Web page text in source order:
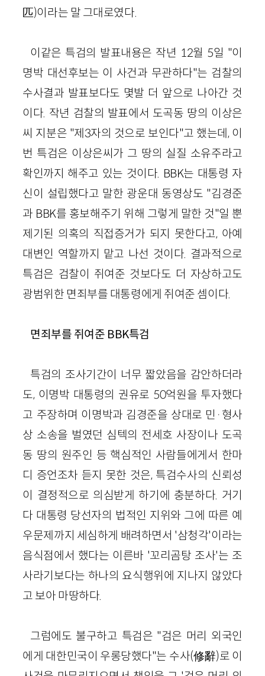
匹)이라는 말 그대로였다.
이같은 특검의 발표내용은 작년 12월 5일 "이
명박 대선후보는 이 사건과 무관하다"는 검찰의
수사결과 발표보다도 몇발 더 앞으로 나아간 것
이다. 작년 검찰의 발표에서 도곡동 땅의 이상은
씨 지분은 "제3자의 것으로 보인다"고 했는데, 이
번 특검은 이상은씨가 그 땅의 실질 소유주라고
확인까지 해주고 있는 것이다. BBK는 대통령 자
신이 설립했다고 말한 광운대 동영상도 "김경준
과 BBK를 홍보해주기 위해 그렇게 말한 것"일 뿐
제기된 의혹의 직접증거가 되지 못한다고, 아예
대변인 역할까지 맡고 나선 것이다. 결과적으로
특검은 검찰이 쥐여준 것보다도 더 자상하고도
광범위한 면죄부를 대통령에게 쥐여준 셈이다.
면죄부를 쥐여준 BBK특검
특검의 조사기간이 너무 짧았음을 감안하더라
도, 이명박 대통령의 권유로 50억원을 투자했다
고 주장하며 이명박과 김경준을 상대로 민·형사
상 소송을 벌였던 심텍의 전세호 사장이나 도곡
동 땅의 원주인 등 핵심적인 사람들에게서 한마
디 증언조차 듣지 못한 것은, 특검수사의 신뢰성
이 결정적으로 의심받게 하기에 충분하다. 거기
다 대통령 당선자의 법적인 지위와 그에 따른 예
우문제까지 세심하게 배려하면서 '삼청각'이라는
음식점에서 했다는 이른바 '꼬리곰탕 조사'는 조
사라기보다는 하나의 요식행위에 지나지 않았다
고 보아 마땅하다.
그럼에도 불구하고 특검은 "검은 머리 외국인
에게 대한민국이 우롱당했다"는 수사(修辭)로 이